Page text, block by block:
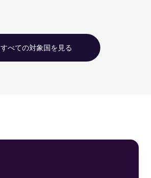
すべての対象国を見る